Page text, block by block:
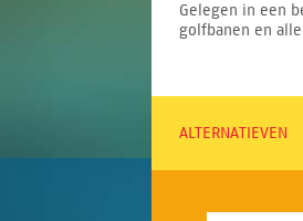
Gelegen in een
golfbanen en
ALTERNATIEVEN